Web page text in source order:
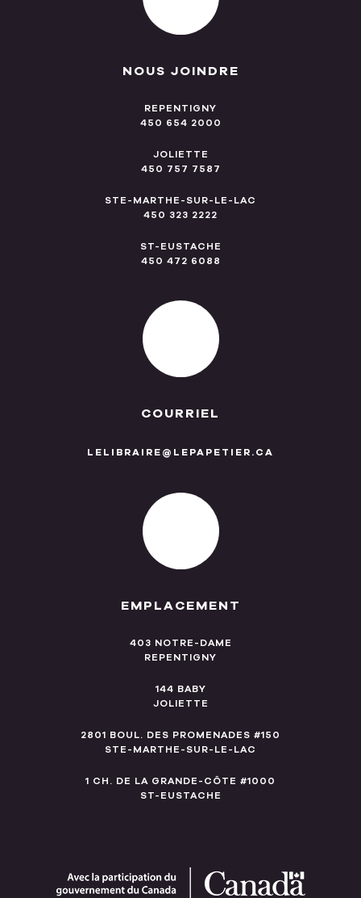
NOUS JOINDRE
REPENTIGNY
450 654 2000
JOLIETTE
450 757 7587
STE-MARTHE-SUR-LE-LAC
450 323 2222
ST-EUSTACHE
450 472 6088
COURRIEL
LELIBRAIRE@LEPAPETIER.CA
EMPLACEMENT
403 NOTRE-DAME
REPENTIGNY
144 BABY
JOLIETTE
2801 BOUL. DES PROMENADES #150
STE-MARTHE-SUR-LE-LAC
1 CH. DE LA GRANDE-CÔTE #1000
ST-EUSTACHE